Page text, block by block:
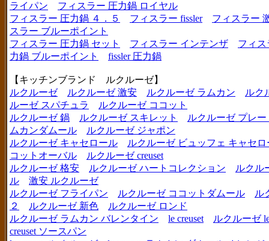
ライパン
フィスラー 圧力鍋 ロイヤル
フィスラー 圧力鍋 ４．５
フィスラー fissler
フィスラー
スラー ブルーポイント
フィスラー 圧力鍋 セット
フィスラー インテンザ
フィ
力鍋 ブルーポイント
fissler 圧力鍋
【キッチンブランド ルクルーゼ】
ルクルーゼ
ルクルーゼ 激安 ルクルーゼ ラムカン
ルク
ルーゼ スパチュラ
ルクルーゼ ココット
ルクルーゼ 鍋
ルクルーゼ スキレット
ルクルーゼ プレ
ムカンダムール
ルクルーゼ ジャポン
ルクルーゼ キャセロール
ルクルーゼ ビュッフェ キャセロ
コットオーバル
ルクルーゼ creuset
ルクルーゼ 格安
ルクルーゼ ハートコレクション
ルクル
ル
激安 ルクルーゼ
ルクルーゼ フライパン
ルクルーゼ ココットダムール
ル
２
ルクルーゼ 新色
ルクルーゼ ロンド
ルクルーゼ ラムカン バレンタイン
le creuset
ルクルーゼ
creuset ソースパン